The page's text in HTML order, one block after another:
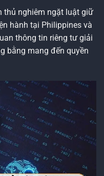
thủ nghiêm ngặt luật giữ
hành tại Philippines và
thông tin riêng tư giải
bằng mang đến quyền